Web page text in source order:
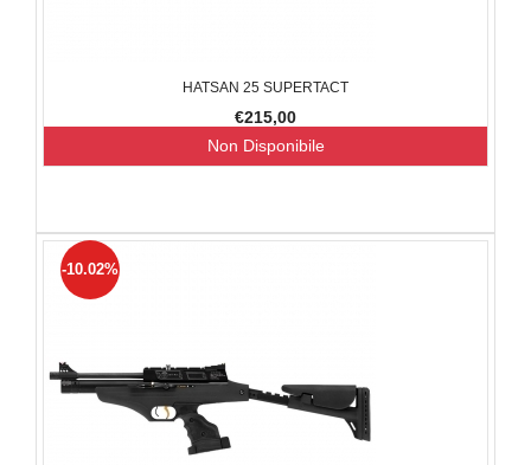
HATSAN 25 SUPERTACT
€215,00
Non Disponibile
-10.02%